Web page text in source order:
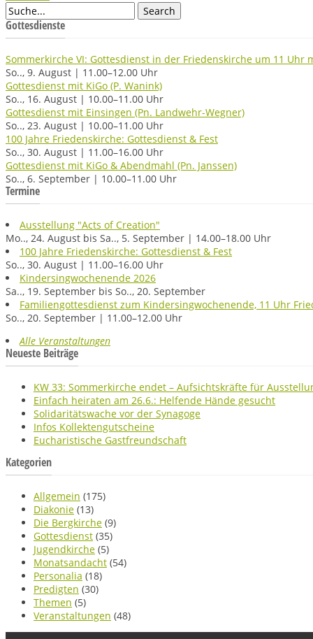
Gottesdienste
Sommerkirche VI: Gottesdienst in der Friedenskirche um 11 Uhr
So.., 9. August | 11.00–12.00 Uhr
Gottesdienst mit KiGo (P. Wanink)
So.., 16. August | 10.00–11.00 Uhr
Gottesdienst mit Einsingen (Pn. Landwehr-Wegner)
So.., 23. August | 10.00–11.00 Uhr
100 Jahre Friedenskirche: Gottesdienst & Fest
So.., 30. August | 11.00–16.00 Uhr
Gottesdienst mit KiGo & Abendmahl (Pn. Janssen)
So.., 6. September | 10.00–11.00 Uhr
Termine
Ausstellung "Acts of Creation"
Mo.., 24. August bis Sa.., 5. September | 14.00–18.00 Uhr
100 Jahre Friedenskirche: Gottesdienst & Fest
So.., 30. August | 11.00–16.00 Uhr
Kindersingwochenende 2026
Sa.., 19. September bis So.., 20. September
Familiengottesdienst zum Kindersingwochenende, 11 Uhr
So.., 20. September | 11.00–12.00 Uhr
Alle Veranstaltungen
Neueste Beiträge
KW 33: Sommerkirche endet – Aufsichtskräfte für
Einfach heiraten am 26.6.: Helfende Hände gesucht
Solidaritätswache vor der Synagoge
Infos Kollektengutscheine
Eucharistische Gastfreundschaft
Kategorien
Allgemein (175)
Diakonie (13)
Die Bergkirche (9)
Gottesdienst (35)
Jugendkirche (5)
Monatsandacht (54)
Personalia (18)
Predigten (30)
Themen (5)
Veranstaltungen (48)